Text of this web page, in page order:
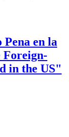
en la
in the US"